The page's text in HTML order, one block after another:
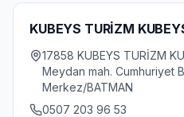
KUBEYS TURİZM
17858 KUBEYS TURİZM
Meydan mah. Cumhuriyet
Merkez/BATMAN
0507 203 96 53